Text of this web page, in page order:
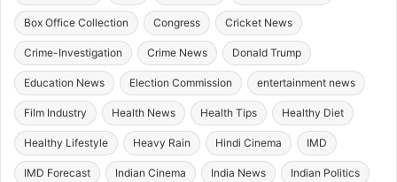
Box Office Collection Congress Cricket News
Crime-Investigation Crime News Donald Trump
Education News Election Commission entertainment news
Film Industry Health News Health Tips Healthy Diet
Healthy Lifestyle Heavy Rain Hindi Cinema IMD
IMD Forecast Indian Cinema India News Indian Politics